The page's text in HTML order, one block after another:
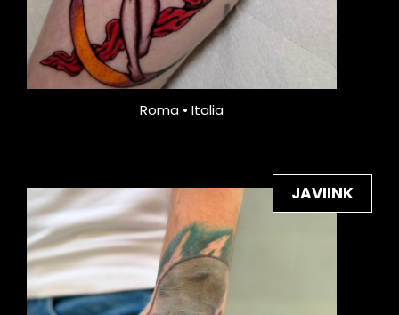
Roma • Italia
JAVIINK